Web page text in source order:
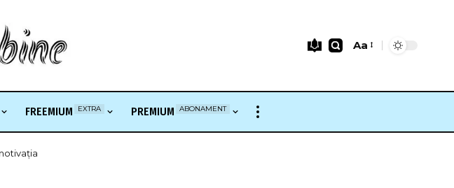
Font
Aa
FREEMIUM EXTRA PREMIUM ABONAMENT